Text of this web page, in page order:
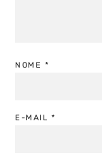
NOME *
E-MAIL *